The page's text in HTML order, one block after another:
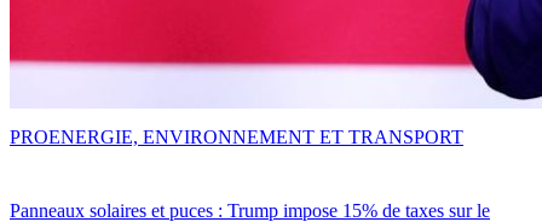
Panneaux solaires et puces : Trump impose 15% de taxes sur le
PROENERGIE, ENVIRONNEMENT ET TRANSPORT